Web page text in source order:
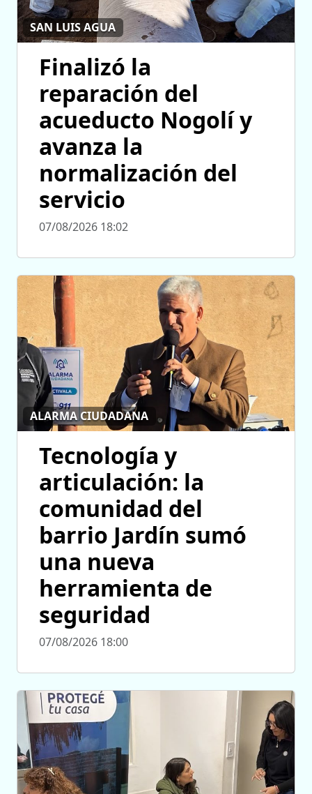
SAN LUIS AGUA
Finalizó la
reparación del
acueducto Nogolí y
avanza la
normalización del
servicio
07/08/2026 18:02
ALARMA CIUDADANA
Tecnología y
articulación: la
comunidad del
barrio Jardín sumó
una nueva
herramienta de
seguridad
07/08/2026 18:00